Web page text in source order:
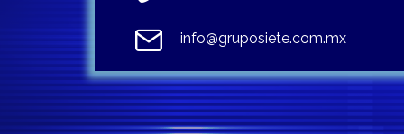
info@gruposiete.com.mx